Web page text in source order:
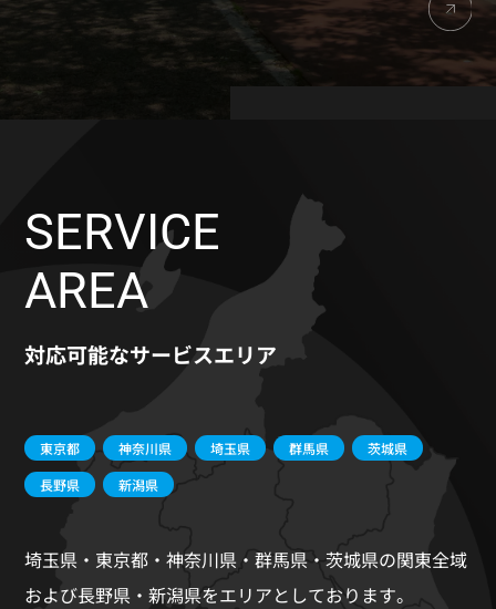
SERVICE
AREA
対応可能なサービスエリア
東京都 神奈川県 埼玉県 群馬県
茨城県
長野県
新潟県
埼玉県・東京都・神奈川県・群馬県・茨城県の関東全域
および長野県・新潟県をエリアとしております。